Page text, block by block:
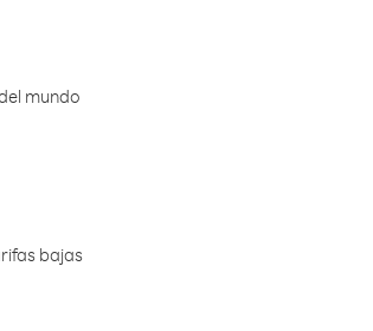
mundo
bajas